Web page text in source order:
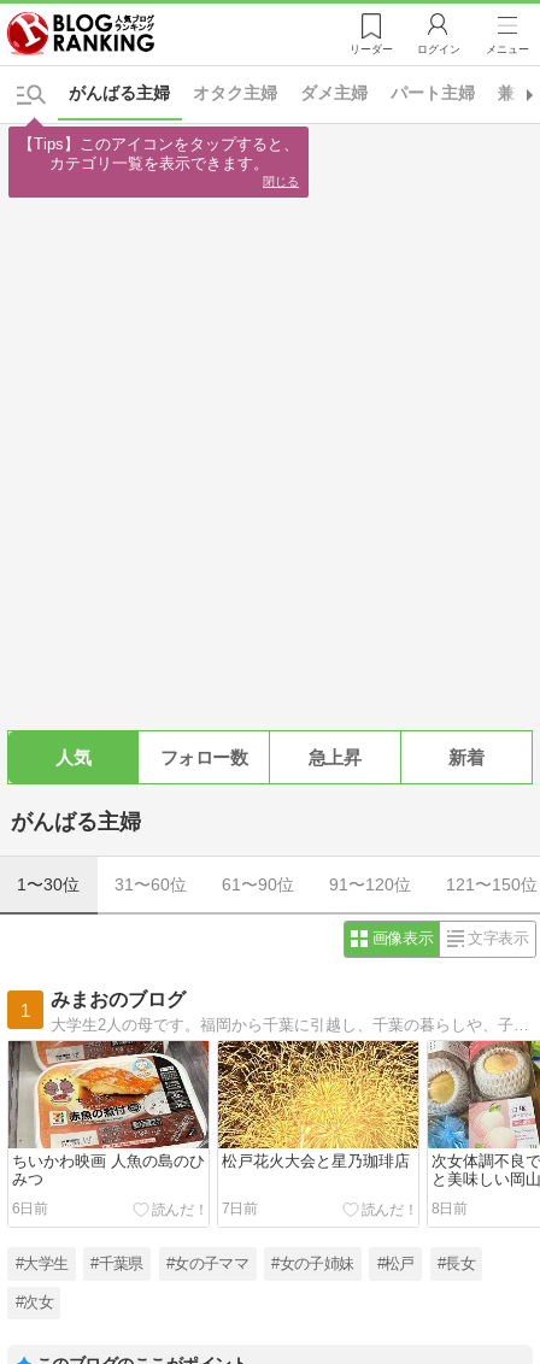
リーダー ログイン メニュー
がんばる主婦 オタク主婦 ダメ主婦 パート主婦 兼業
人気 フォロー数 急上昇 新着
がんばる主婦
1〜30位 31〜60位 61〜90位 91〜120位 121〜150位
画像表示 文字表示
1
みまおのブログ
ちいかわ映画 人魚の島のひ
みつ
6日前
松戸花火大会と星乃珈琲店
7日前
次女体調不良
と美味しい岡
8日前
#大学生 #千葉県 #女の子ママ #女の子姉妹 #松戸 #長女
#次女
【Tips】このアイコンをタップすると、
カテゴリ一覧を表示できます。
閉じる